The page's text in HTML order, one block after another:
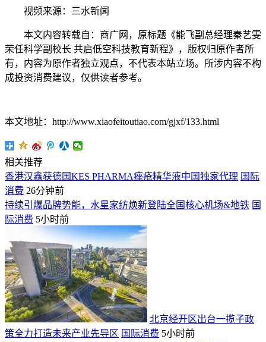
视频来源：三水新闻
本文内容转载自：商广网，原标题《能飞副总经理秦艺雯
荣任科学副校长 共启低空科技教育新程》，版权归原作者所
有，内容为原作者独立观点，不代表本站立场。所涉内容不构
成投资消费建议，仅供读者参考。
本文地址：http://www.xiaofeitoutiao.com/gjxf/133.html
相关推荐
香港汉鑫获德国KES PHARMA痤疮精华液中国独家代理 国际
消费 26分钟前
持续引爆品牌势能，水星家纺焕新登陆全国核心机场&地铁 国
际消费 5小时前
北京经开区出台一揽子政
策全力打造未来产业先导区 国际消费 5小时前